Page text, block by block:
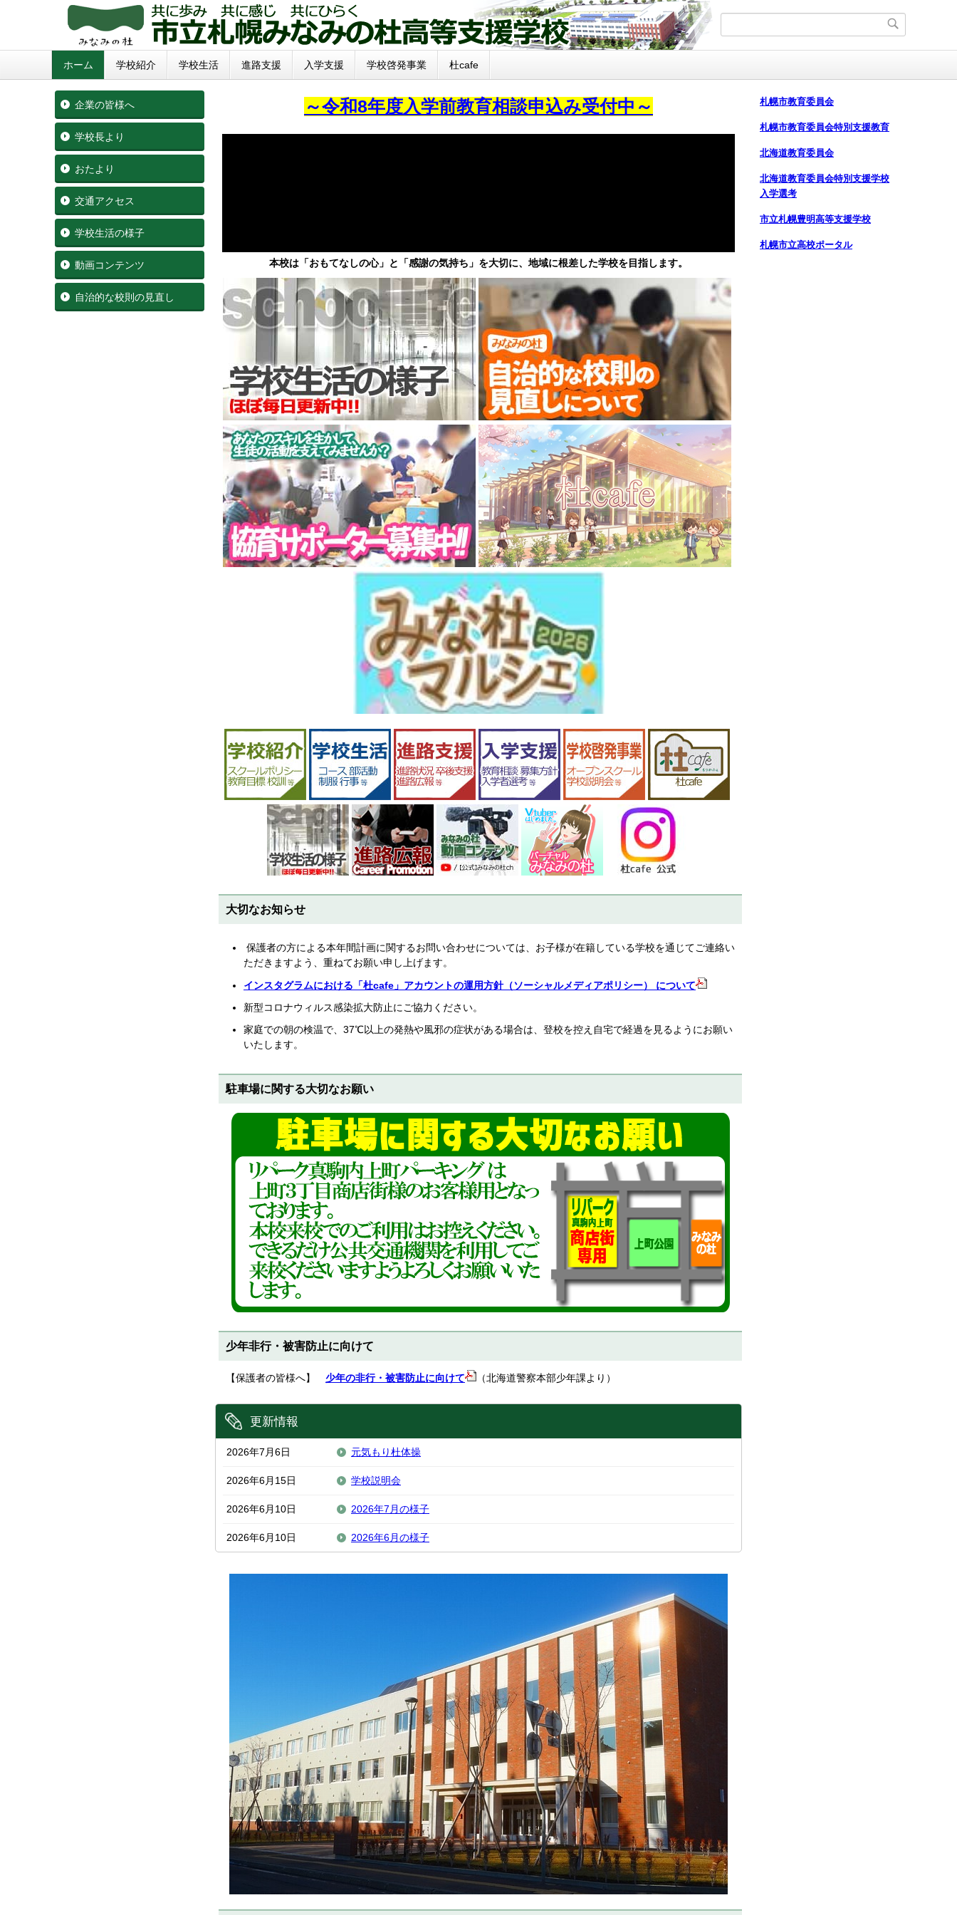
ホーム 学校紹介 学校生活 進路支援 入学支援 学校啓発事業 杜cafe
企業の皆様へ
学校長より
おたより
交通アクセス
学校生活の様子
動画コンテンツ
自治的な校則の見直し
～令和8年度入学前教育相談申込み受付中～
本校は「おもてなしの心」と「感謝の気持ち」を大切に、地域に根差した学校を目指します。
大切なお知らせ
保護者の方による本年間計画に関するお問い合わせについては、お子様が在籍している学校を通じてご連絡い
ただきますよう、重ねてお願い申し上げます。
インスタグラムにおける「杜cafe」アカウントの運用方針（ソーシャルメディアポリシー） について
新型コロナウィルス感染拡大防止にご協力ください。
家庭での朝の検温で、37℃以上の発熱や風邪の症状がある場合は、登校を控え自宅で経過を見るようにお願い
いたします。
駐車場に関する大切なお願い
少年非行・被害防止に向けて
【保護者の皆様へ】 少年の非行・被害防止に向けて （北海道警察本部少年課より）
更新情報
2026年7月6日 元気もり杜体操
2026年6月15日 学校説明会
2026年6月10日 2026年7月の様子
2026年6月10日 2026年6月の様子
札幌市教育委員会
札幌市教育委員会特別支援教育
北海道教育委員会
北海道教育委員会特別支援学校
入学選考
市立札幌豊明高等支援学校
札幌市立高校ポータル